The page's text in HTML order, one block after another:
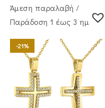
Άμεση παραλαβή /
Παράδoση 1 έως 3 ημέρες
-21%